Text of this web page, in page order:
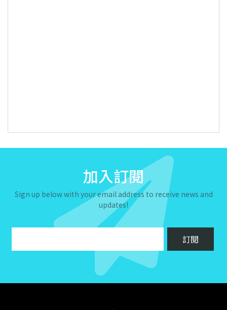
加入訂閱
Sign up below with your email address to receive news and
updates!